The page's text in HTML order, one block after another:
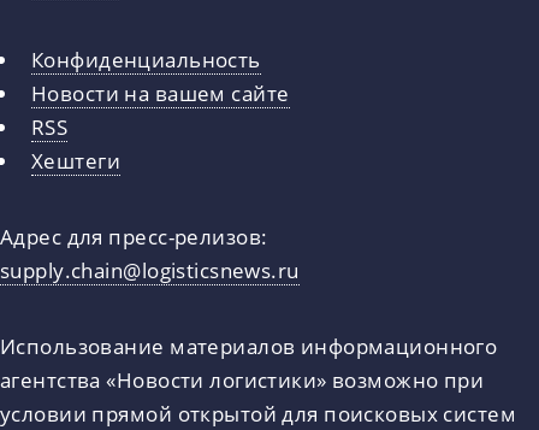
Конфиденциальность
Новости на вашем сайте
RSS
Хештеги
Адрес для пресс-релизов:
supply.chain@logisticsnews.ru
Использование материалов информационного
агентства «Новости логистики» возможно при
условии прямой открытой для поисковых систем